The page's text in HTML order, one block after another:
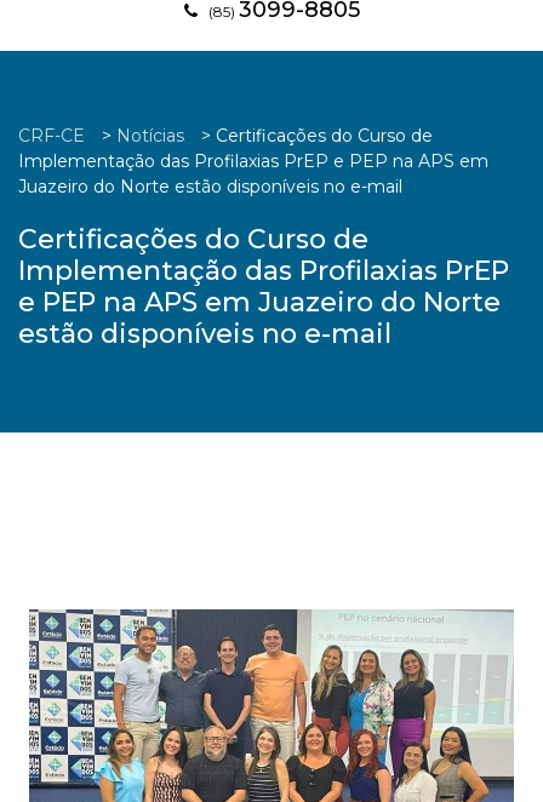
(85) 3099-8805
CRF-CE > Notícias > Certificações do Curso de
Implementação das Profilaxias PrEP e PEP na APS em
Juazeiro do Norte estão disponíveis no e-mail
Certificações do Curso de
Implementação das Profilaxias PrEP
e PEP na APS em Juazeiro do Norte
estão disponíveis no e-mail